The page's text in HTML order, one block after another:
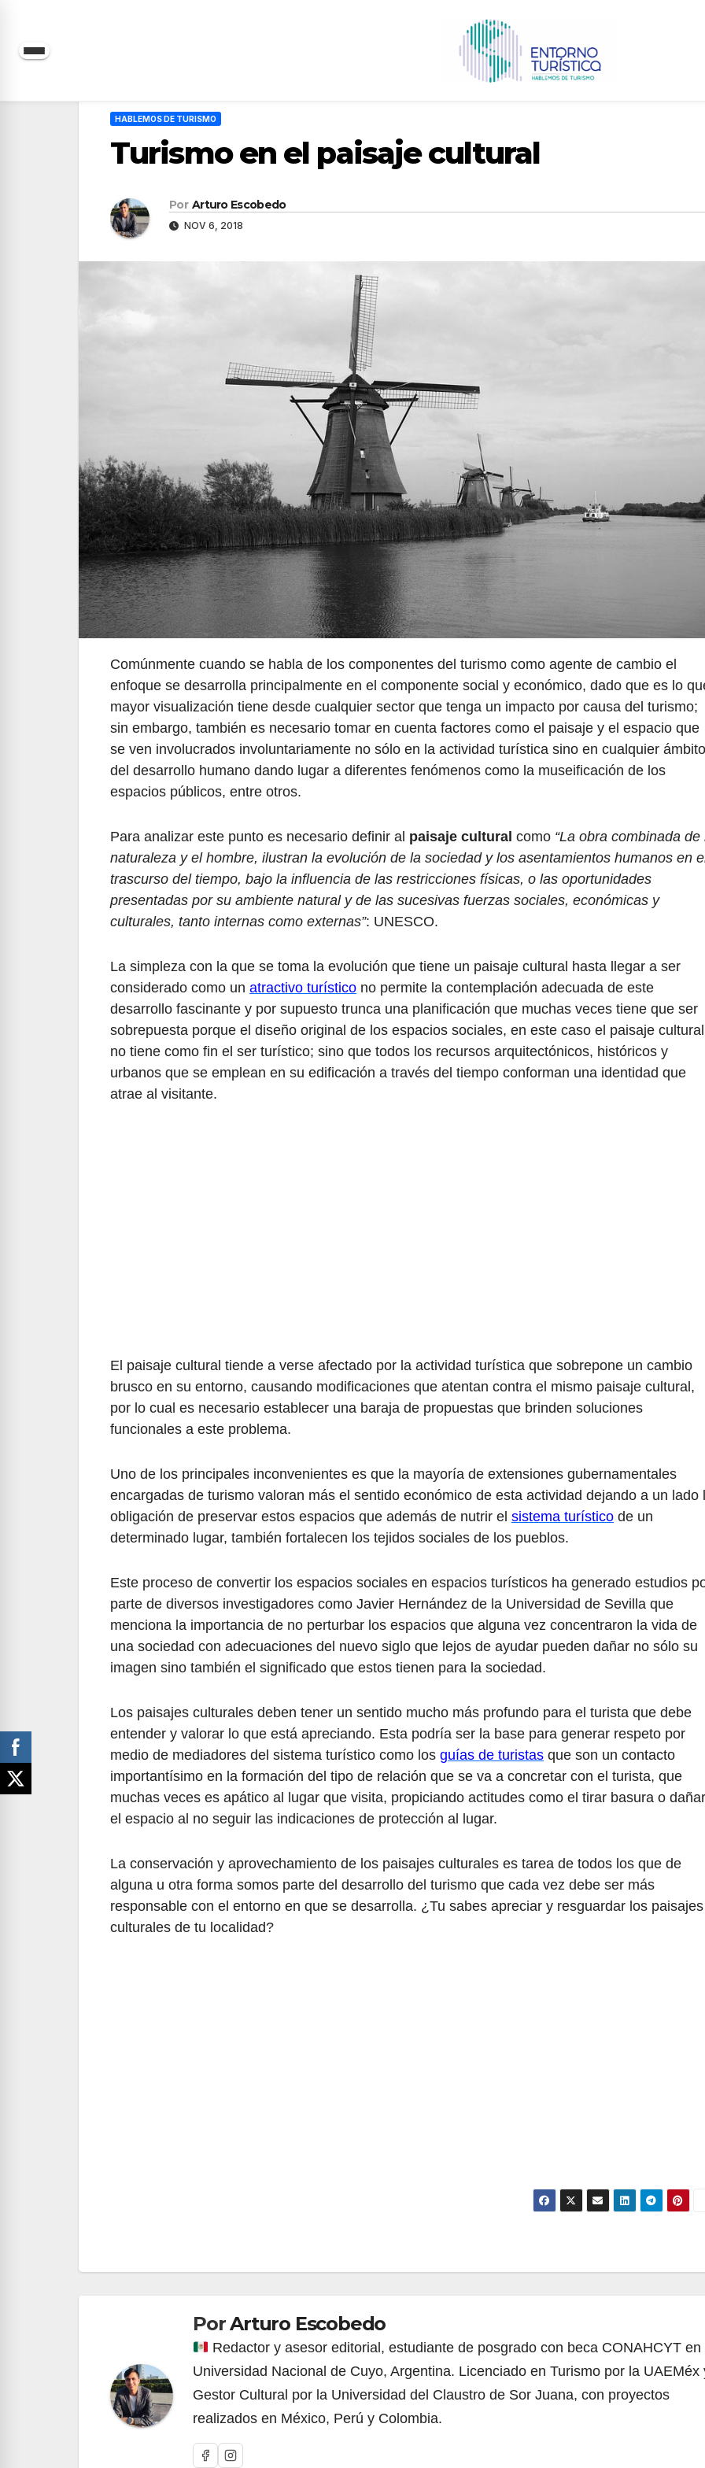
Saltar
HABLEMOS DE TURISMO
Turismo en el paisaje cultural
Por Arturo Escobedo
NOV 6, 2018
Comúnmente cuando se habla de los componentes del turismo como agente de cambio el
enfoque se desarrolla principalmente en el componente social y económico, dado que es lo
mayor visualización tiene desde cualquier sector que tenga un impacto por causa del turismo;
sin embargo, también es necesario tomar en cuenta factores como el paisaje y el espacio que
se ven involucrados involuntariamente no sólo en la actividad turística sino en cualquier ámbito
del desarrollo humano dando lugar a diferentes fenómenos como la museificación de los
espacios públicos, entre otros.
Para analizar este punto es necesario definir al paisaje cultural como “La obra combinada de
naturaleza y el hombre, ilustran la evolución de la sociedad y los asentamientos humanos en
trascurso del tiempo, bajo la influencia de las restricciones físicas, o las oportunidades
presentadas por su ambiente natural y de las sucesivas fuerzas sociales, económicas y
culturales, tanto internas como externas”: UNESCO.
La simpleza con la que se toma la evolución que tiene un paisaje cultural hasta llegar a ser
considerado como un atractivo turístico no permite la contemplación adecuada de este
desarrollo fascinante y por supuesto trunca una planificación que muchas veces tiene que ser
sobrepuesta porque el diseño original de los espacios sociales, en este caso el paisaje
no tiene como fin el ser turístico; sino que todos los recursos arquitectónicos, históricos y
urbanos que se emplean en su edificación a través del tiempo conforman una identidad que
atrae al visitante.
El paisaje cultural tiende a verse afectado por la actividad turística que sobrepone un cambio
brusco en su entorno, causando modificaciones que atentan contra el mismo paisaje cultural,
por lo cual es necesario establecer una baraja de propuestas que brinden soluciones
funcionales a este problema.
Uno de los principales inconvenientes es que la mayoría de extensiones gubernamentales
encargadas de turismo valoran más el sentido económico de esta actividad dejando a un lado
obligación de preservar estos espacios que además de nutrir el sistema turístico de un
determinado lugar, también fortalecen los tejidos sociales de los pueblos.
Este proceso de convertir los espacios sociales en espacios turísticos ha generado estudios
parte de diversos investigadores como Javier Hernández de la Universidad de Sevilla que
menciona la importancia de no perturbar los espacios que alguna vez concentraron la vida de
una sociedad con adecuaciones del nuevo siglo que lejos de ayudar pueden dañar no sólo su
imagen sino también el significado que estos tienen para la sociedad.
Los paisajes culturales deben tener un sentido mucho más profundo para el turista que debe
entender y valorar lo que está apreciando. Esta podría ser la base para generar respeto por
medio de mediadores del sistema turístico como los guías de turistas que son un contacto
importantísimo en la formación del tipo de relación que se va a concretar con el turista, que
muchas veces es apático al lugar que visita, propiciando actitudes como el tirar basura o dañar
el espacio al no seguir las indicaciones de protección al lugar.
La conservación y aprovechamiento de los paisajes culturales es tarea de todos los que de
alguna u otra forma somos parte del desarrollo del turismo que cada vez debe ser más
responsable con el entorno en que se desarrolla. ¿Tu sabes apreciar y resguardar los paisajes
culturales de tu localidad?
de
entradasPorArturo Escobedo
Redactor y asesor editorial, estudiante de posgrado con beca CONAHCYT en
Universidad Nacional de Cuyo, Argentina. Licenciado en Turismo por la UAEMéx
Gestor Cultural por la Universidad del Claustro de Sor Juana, con proyectos
realizados en México, Perú y Colombia.